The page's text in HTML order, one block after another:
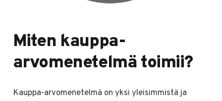
Miten kauppa-
arvomenetelmä toimii?
Kauppa-arvomenetelmä on yksi yleisimmistä ja